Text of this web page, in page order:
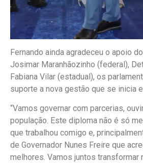
Fernando ainda agradeceu o apoio
Josimar Maranhãozinho (federal),
Fabiana Vilar (estadual), os
suporte a nova gestão que se inicia
“Vamos governar com parcerias,
população. Este diploma não é só
que trabalhou comigo e,
de Governador Nunes Freire que
melhores. Vamos juntos transformar